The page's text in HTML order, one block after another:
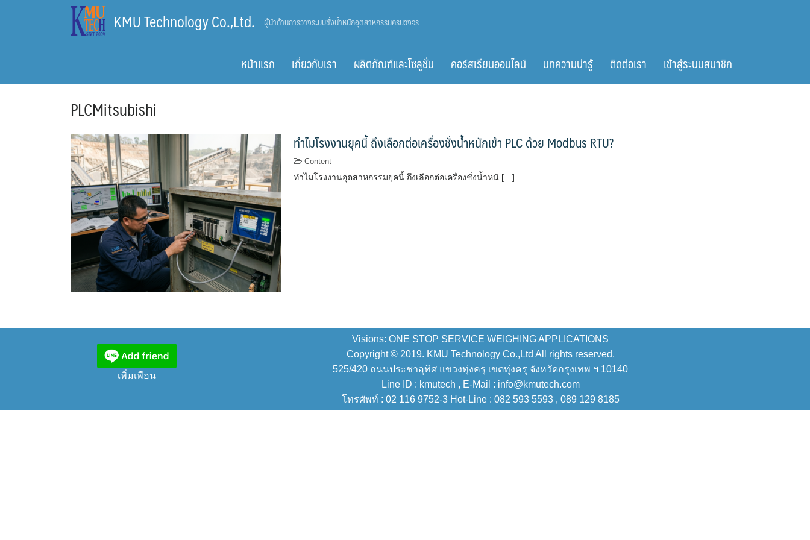
KMU Technology Co.,Ltd. ผู้นำด้านการวางระบบชั่งน้ำหนักอุตสาหกรรมครบวงจร
หน้าแรก เกี่ยวกับเรา ผลิตภัณฑ์และโซลูชั่น คอร์สเรียนออนไลน์ บทความน่ารู้ ติดต่อเรา เข้าสู่ระบบสมาชิก
PLCMitsubishi
ทำไมโรงงานยุคนี้ ถึงเลือกต่อเครื่องชั่งน้ำหนักเข้า PLC ด้วย Modbus RTU?
Content
ทำไมโรงงานอุตสาหกรรมยุคนี้ ถึงเลือกต่อเครื่องชั่งน้ำหนั […]
เพิ่มเพือน
Visions: ONE STOP SERVICE WEIGHING APPLICATIONS
Copyright © 2019. KMU Technology Co.,Ltd All rights reserved.
525/420 ถนนประชาอุทิศ แขวงทุ่งครุ เขตทุ่งครุ จังหวัดกรุงเทพ ฯ 10140
Line ID : kmutech , E-Mail : info@kmutech.com
โทรศัพท์ : 02 116 9752-3 Hot-Line : 082 593 5593 , 089 129 8185